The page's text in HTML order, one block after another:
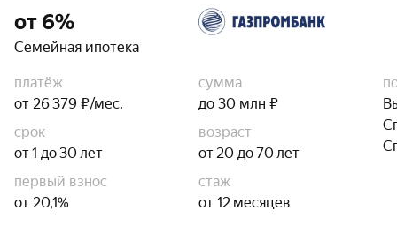
от 6%
Семейная ипотека
платёж
от 26 379 ₽/мес.
сумма
до 30 млн ₽
срок
от 1 до 30 лет
возраст
от 20 до 70 лет
первый взнос
от 20,1%
стаж
от 12 месяцев